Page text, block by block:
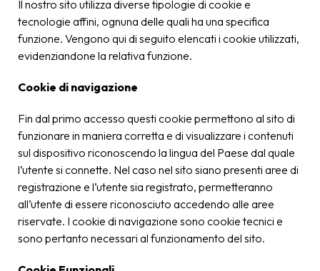
Il nostro sito utilizza diverse tipologie di cookie e
tecnologie affini, ognuna delle quali ha una specifica
funzione. Vengono qui di seguito elencati i cookie utilizzati,
evidenziandone la relativa funzione.
Cookie di navigazione
Fin dal primo accesso questi cookie permettono al sito di
funzionare in maniera corretta e di visualizzare i contenuti
sul dispositivo riconoscendo la lingua del Paese dal quale
l’utente si connette. Nel caso nel sito siano presenti aree di
registrazione e l’utente sia registrato, permetteranno
all’utente di essere riconosciuto accedendo alle aree
riservate. I cookie di navigazione sono cookie tecnici e
sono pertanto necessari al funzionamento del sito.